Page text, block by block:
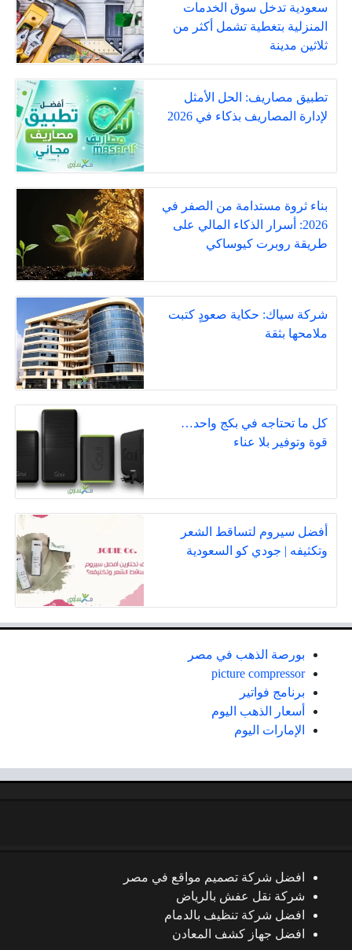
سعودية تدخل سوق الخدمات
المنزلية بتغطية تشمل أكثر من
ثلاثين مدينة
تطبيق مصاريف: الحل الأمثل
لإدارة المصاريف بذكاء في 2026
بناء ثروة مستدامة من الصفر في
2026: أسرار الذكاء المالي على
طريقة روبرت كيوساكي
شركة سياك: حكاية صعودٍ كتبت
ملامحها بثقة
كل ما تحتاجه في بكج واحد…
قوة وتوفير بلا عناء
أفضل سيروم لتساقط الشعر
وتكثيفه | جودي كو السعودية
بورصة الذهب في مصر
picture compressor
برنامج فواتير
أسعار الذهب اليوم
الإمارات اليوم
افضل شركة تصميم مواقع في مصر
شركة نقل عفش بالرياض
افضل شركة تنظيف بالدمام
افضل جهاز كشف المعادن